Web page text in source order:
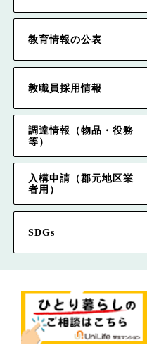
教育情報の公表
教職員採用情報
調達情報（物品・役務
等）
入構申請（郡元地区業
者用）
SDGs